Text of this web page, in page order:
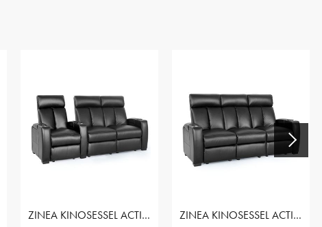
ZINEA KINOSESSEL ACTION - 3 SITZER LOVESEAT RECHTS ZINEA KINOSESSEL ACTION - 3 SITZER SOFA